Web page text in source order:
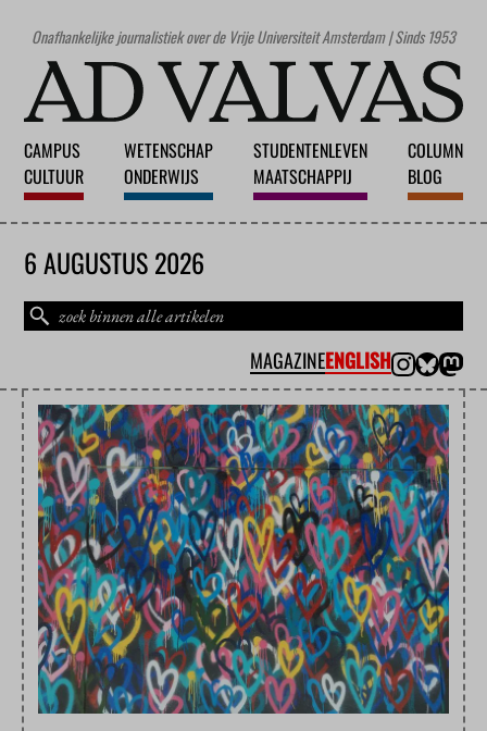
Onafhankelijke journalistiek over de Vrije Universiteit Amsterdam | Sinds 1953
CAMPUS
CULTUUR
WETENSCHAP
ONDERWIJS
STUDENTENLEVEN
MAATSCHAPPIJ
COLUMN
BLOG
6 AUGUSTUS 2026
MAGAZINEENGLISH